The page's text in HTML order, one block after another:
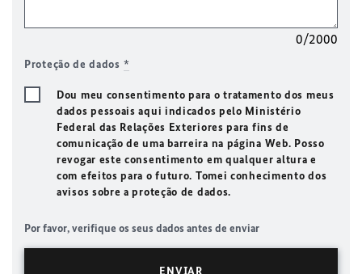
0/2000
Proteção de dados *
Dou meu consentimento para o tratamento dos meus
dados pessoais aqui indicados pelo Ministério
Federal das Relações Exteriores para fins de
comunicação de uma barreira na página Web. Posso
revogar este consentimento em qualquer altura e
com efeitos para o futuro. Tomei conhecimento dos
avisos sobre a proteção de dados.
Por favor, verifique os seus dados antes de enviar